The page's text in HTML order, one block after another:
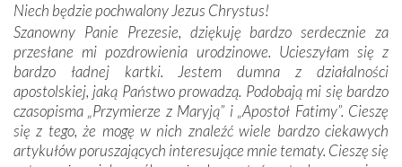
mieliśmy okazję przekonać się, że Maryja swoją opieką
otacza nie tylko nasz naród, lecz wszystkie nacje, które
się Jej ufnie oddają, a także każdą osobę, która zawierza
Jej siebie oraz swych bliskich.
Dzieje Portugalii to również historia wierności Bogu i
odstępstw, także w życiu władców. Trudne momenty w
wymiarze tak osobistym, jak i zbiorowym, przypominają o
Niech będzie pochwalony Jezus Chrystus!
Szanowny Panie Prezesie, dziękuję bardzo serdecznie za
przesłane mi pozdrowienia urodzinowe. Ucieszyłam się z
bardzo ładnej kartki. Jestem dumna z działalności
apostolskiej, jaką Państwo prowadzą. Podobają mi się bardzo
czasopisma „Przymierze z Maryją” i „Apostoł Fatimy”. Cieszę
się z tego, że mogę w nich znaleźć wiele bardzo ciekawych
artykułów poruszających interesujące mnie tematy. Cieszę się